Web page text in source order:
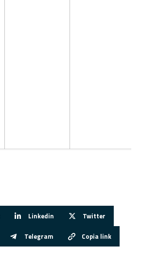
Linkedin Twitter
Telegram Copia link